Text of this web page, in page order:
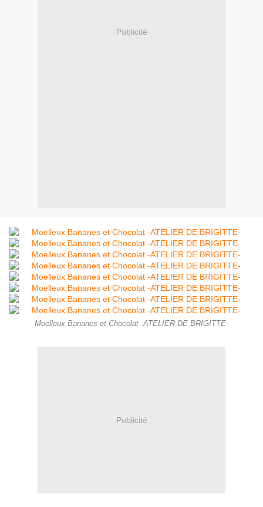
Publicité
Moelleux Bananes et Chocolat -ATELIER DE BRIGITTE-
Publicité